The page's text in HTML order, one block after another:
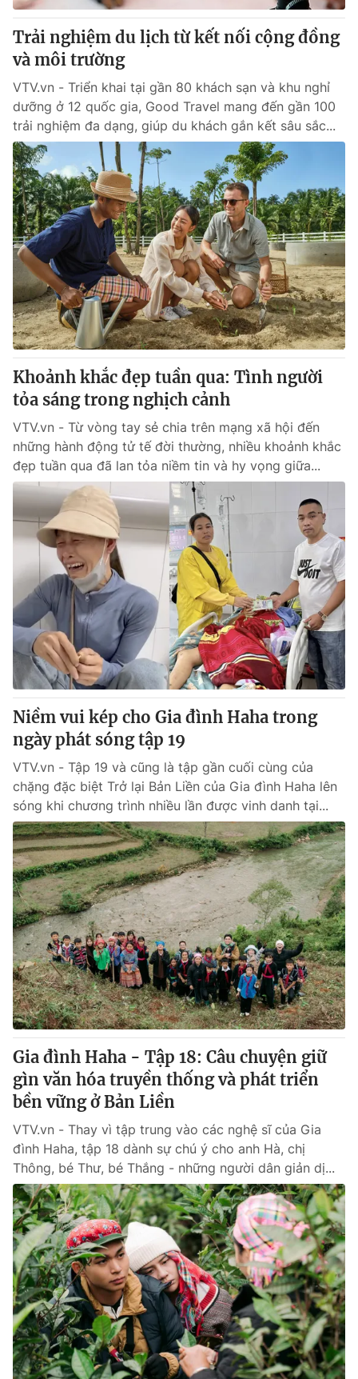
Trải nghiệm du lịch từ kết nối cộng đồng
và môi trường
VTV.vn - Triển khai tại gần 80 khách sạn và khu nghỉ
dưỡng ở 12 quốc gia, Good Travel mang đến gần 100
trải nghiệm đa dạng, giúp du khách gắn kết sâu sắc...
Khoảnh khắc đẹp tuần qua: Tình người
tỏa sáng trong nghịch cảnh
VTV.vn - Từ vòng tay sẻ chia trên mạng xã hội đến
những hành động tử tế đời thường, nhiều khoảnh khắc
đẹp tuần qua đã lan tỏa niềm tin và hy vọng giữa...
Niềm vui kép cho Gia đình Haha trong
ngày phát sóng tập 19
VTV.vn - Tập 19 và cũng là tập gần cuối cùng của
chặng đặc biệt Trở lại Bản Liền của Gia đình Haha lên
sóng khi chương trình nhiều lần được vinh danh tại...
Gia đình Haha - Tập 18: Câu chuyện giữ
gìn văn hóa truyền thống và phát triển
bền vững ở Bản Liền
VTV.vn - Thay vì tập trung vào các nghệ sĩ của Gia
đình Haha, tập 18 dành sự chú ý cho anh Hà, chị
Thông, bé Thư, bé Thắng - những người dân giản dị...